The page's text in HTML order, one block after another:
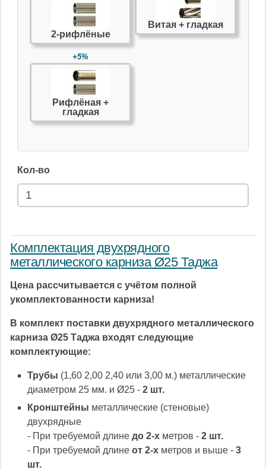
2-рифлёные
Витая + гладкая
+5%
Рифлёная +
гладкая
Кол-во
Комплектация двухрядного
металлического карниза Ø25 Таджа
Цена рассчитывается с учётом полной
укомплектованности карниза!
В комплект поставки двухрядного металлического
карниза Ø25 Таджа входят следующие
комплектующие:
Трубы (1,60 2,00 2,40 или 3,00 м.) металлические
диаметром 25 мм. и Ø25 - 2 шт.
Кронштейны металлические (стеновые)
двухрядные
- При требуемой длине до 2-хметров - 2 шт.
- При требуемой длине от 2-хметров и выше - 3
шт.